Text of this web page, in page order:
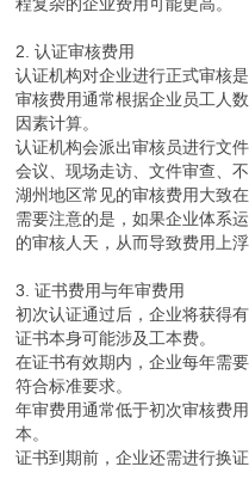
2. 认证审核费用
认证机构对企业进行正式审核是
审核费用通常根据企业员工人
因素计算。
认证机构会派出审核员进行文
会议、现场走访、文件审查、
湖州地区常见的审核费用大致
需要注意的是，如果企业体系
的审核人天，从而导致费用上浮
3. 证书费用与年审费用
初次认证通过后，企业将获得
证书本身可能涉及工本费。
在证书有效期内，企业每年需
符合标准要求。
年审费用通常低于初次审核费
本。
证书到期前，企业还需进行换